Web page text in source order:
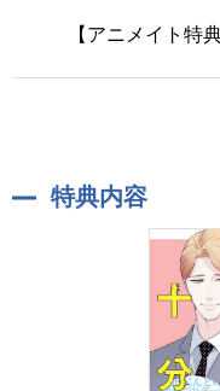
【アニメイト特
特典内容